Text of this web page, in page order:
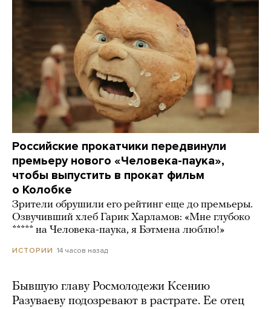
Российские прокатчики передвинули
премьеру нового «Человека-паука»,
чтобы выпустить в прокат фильм
о Колобке
Зрители обрушили его рейтинг еще до премьеры.
Озвучивший хлеб Гарик Харламов: «Мне глубоко
***** на Человека-паука, я Бэтмена люблю!»
ИСТОРИИ 14 часов назад
Бывшую главу Росмолодежи Ксению
Разуваеву подозревают в растрате. Ее отец